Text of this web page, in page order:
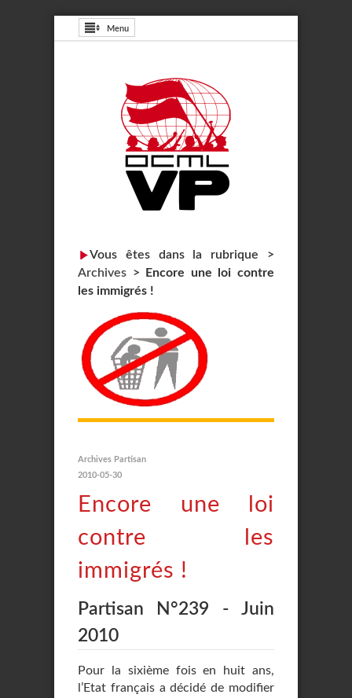
Menu
Vous êtes dans la rubrique >
Archives >
Encore une loi contre
les immigrés !
Archives Partisan
2010-05-30
Encore une loi
contre les
immigrés !
Partisan N°239 - Juin
2010
Pour la sixième fois en huit ans,
l’Etat français a décidé de modifier